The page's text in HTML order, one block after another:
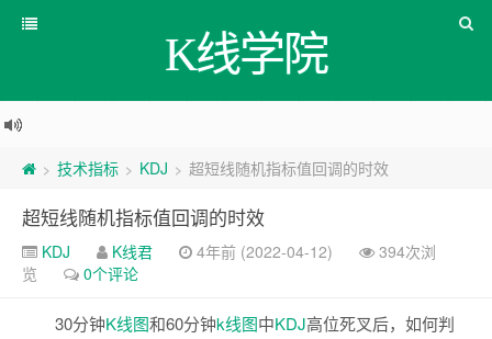
K线学院
> 技术指标 > KDJ > 超短线随机指标值回调的时效
超短线随机指标值回调的时效
KDJ K线君 4年前 (2022-04-12)
394次浏
览
0个评论
30分钟K线图和60分钟k线图中KDJ高位死叉后，如何判